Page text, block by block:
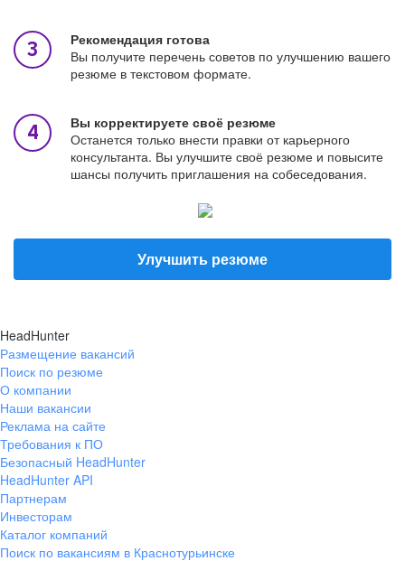
Рекомендация готова
Вы получите перечень советов по улучшению вашего
резюме в текстовом формате.
Вы корректируете своё резюме
Останется только внести правки от карьерного
консультанта. Вы улучшите своё резюме и повысите
шансы получить приглашения на собеседования.
Улучшить резюме
HeadHunter
Размещение вакансий
Поиск по резюме
О компании
Наши вакансии
Реклама на сайте
Требования к ПО
Безопасный HeadHunter
HeadHunter API
Партнерам
Инвесторам
Каталог компаний
Поиск по вакансиям в Краснотурьинске